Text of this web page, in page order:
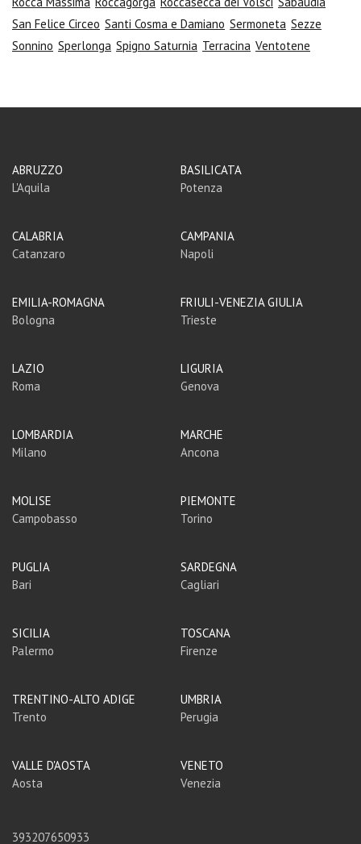
San Felice Circeo Santi Cosma e Damiano Sermoneta Sezze
Sonnino Sperlonga Spigno Saturnia Terracina Ventotene
ABRUZZO
L'Aquila
BASILICATA
Potenza
CALABRIA
Catanzaro
CAMPANIA
Napoli
EMILIA-ROMAGNA
Bologna
FRIULI-VENEZIA GIULIA
Trieste
LAZIO
Roma
LIGURIA
Genova
LOMBARDIA
Milano
MARCHE
Ancona
MOLISE
Campobasso
PIEMONTE
Torino
PUGLIA
Bari
SARDEGNA
Cagliari
SICILIA
Palermo
TOSCANA
Firenze
TRENTINO-ALTO ADIGE
Trento
UMBRIA
Perugia
VALLE D'AOSTA
Aosta
VENETO
Venezia
393207650933